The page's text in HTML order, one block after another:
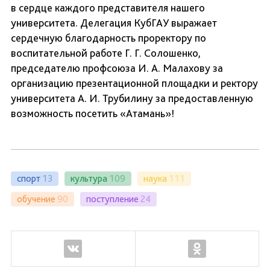
в сердце каждого представителя нашего
университета. Делегация КубГАУ выражает
сердечную благодарность проректору по
воспитательной работе Г. Г. Солошенко,
председателю профсоюза И. А. Малахову за
организацию презентационной площадки и ректору
университета А. И. Трубилину за предоставленную
возможность посетить «Атамань»!
спорт 13 культура 109 наука 111
обучение 90 поступление 24